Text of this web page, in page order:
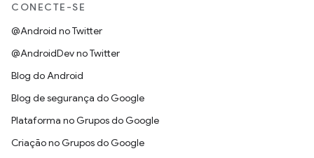
CONECTE-SE
@Android no Twitter
@AndroidDev no Twitter
Blog do Android
Blog de segurança do Google
Plataforma no Grupos do Google
Criação no Grupos do Google